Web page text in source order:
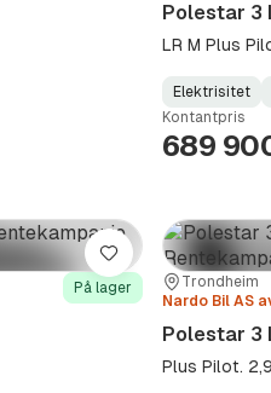
Polestar 3
LR M Plus
Fuel
Type:
Elektrisitet
Model
Year:
Gearbox
Type:
Kontantpris
689
På lager
Lagre
Sted:Trondheim
Forhandler:
Nardo Bil AS
Polestar 3
Plus Pilot.